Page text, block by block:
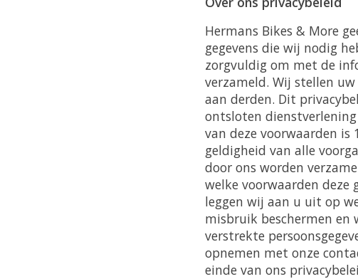
Hermans Bikes & More
gegevens die wij nodig
zorgvuldig om met de
verzameld. Wij stellen
aan derden. Dit
ontsloten
van deze voorwaarden
geldigheid van alle
door ons worden
welke voorwaarden deze
leggen wij aan u uit op
misbruik beschermen
verstrekte
opnemen met onze
einde van ons